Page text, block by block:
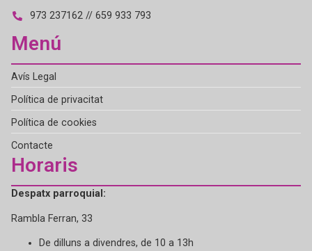
973 237162 // 659 933 793
Menú
Avís Legal
Política de privacitat
Política de cookies
Contacte
Horaris
Despatx parroquial:
Rambla Ferran, 33
De dilluns a divendres, de 10 a 13h